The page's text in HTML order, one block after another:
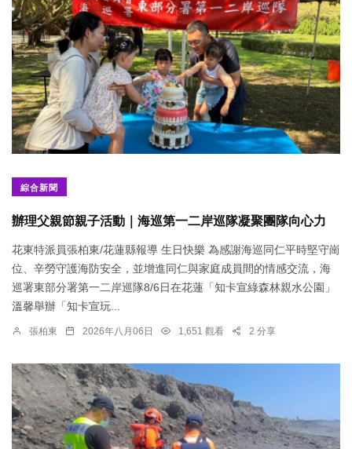
綜合新聞
辦理父親節親子活動｜海巡第一二岸巡隊凝聚團隊向心力
花東特派員張柏東/花蓮縣報導 生日快樂 為感謝海巡同仁平時堅守崗
位、辛勞守護海防安全，並增進同仁與家庭成員間的情感交流，海
巡署東部分署第一二岸巡隊8/6日在花蓮「知卡宣綠森林親水公園」
溫馨舉辦「知卡宣玩...
張柏東 2026年八月06日 1,651 觀看 2 分享